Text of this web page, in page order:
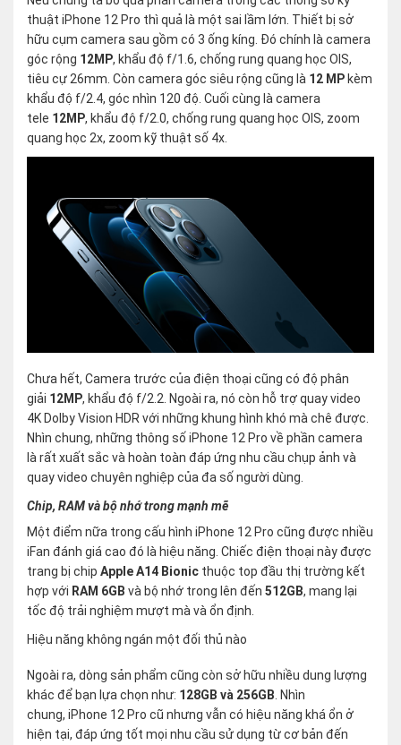
thuật iPhone 12 Pro thì quả là một sai lầm lớn. Thiết bị sở
hữu cụm camera sau gồm có 3 ống kíng. Đó chính là camera
góc rộng 12MP, khẩu độ f/1.6, chống rung quang học OIS,
tiêu cự 26mm. Còn camera góc siêu rộng cũng là 12 MP kèm
khẩu độ f/2.4, góc nhìn 120 độ. Cuối cùng là camera
tele 12MP, khẩu độ f/2.0, chống rung quang học OIS, zoom
quang học 2x, zoom kỹ thuật số 4x.
Chưa hết, Camera trước của điện thoại cũng có độ phân
giải 12MP, khẩu độ f/2.2. Ngoài ra, nó còn hỗ trợ quay video
4K Dolby Vision HDR với những khung hình khó mà chê được.
Nhìn chung, những thông số iPhone 12 Pro về phần camera
là rất xuất sắc và hoàn toàn đáp ứng nhu cầu chụp ảnh và
quay video chuyên nghiệp của đa số người dùng.
Chip, RAM và bộ nhớ trong mạnh mẽ
Một điểm nữa trong cấu hình iPhone 12 Pro cũng được nhiều
iFan đánh giá cao đó là hiệu năng. Chiếc điện thoại này được
trang bị chip Apple A14 Bionic thuộc top đầu thị trường kết
hợp với RAM 6GB và bộ nhớ trong lên đến 512GB, mang lại
tốc độ trải nghiệm mượt mà và ổn định.
Hiệu năng không ngán một đối thủ nào
Ngoài ra, dòng sản phẩm cũng còn sở hữu nhiều dung lượng
khác để bạn lựa chọn như: 128GB và 256GB . Nhìn
chung, iPhone 12 Pro cũ nhưng vẫn có hiệu năng khá ổn ở
hiện tại, đáp ứng tốt mọi nhu cầu sử dụng từ cơ bản đến